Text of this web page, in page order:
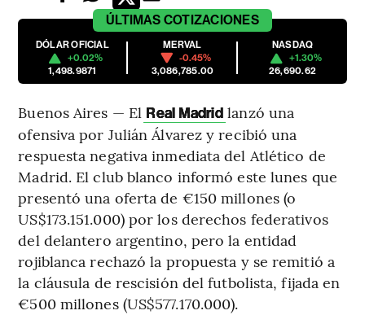
ÚLTIMAS COTIZACIONES
DÓLAR OFICIAL
+0.02%
1,498.9871
MERVAL
-0.45%
3,086,785.00
NASDAQ
+1.30%
26,690.62
Buenos Aires — El Real Madrid lanzó una
ofensiva por Julián Álvarez y recibió una
respuesta negativa inmediata del Atlético de
Madrid. El club blanco informó este lunes que
presentó una oferta de €150 millones (o
US$173.151.000) por los derechos federativos
del delantero argentino, pero la entidad
rojiblanca rechazó la propuesta y se remitió a
la cláusula de rescisión del futbolista, fijada en
€500 millones (US$577.170.000).